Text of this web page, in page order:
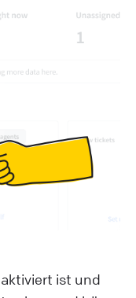
ist und